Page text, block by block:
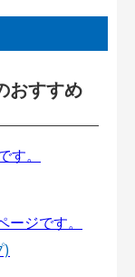
おすすめ
)